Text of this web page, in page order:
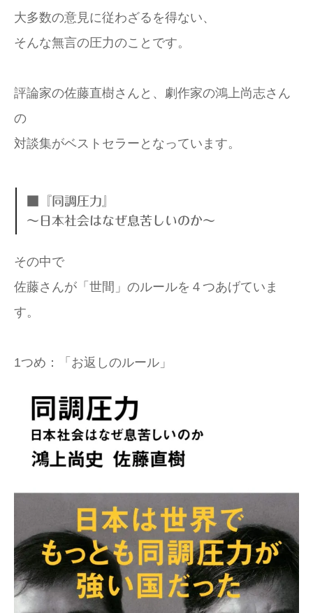
大多数の意見に従わざるを得ない、
そんな無言の圧力のことです。
評論家の佐藤直樹さんと、劇作家の鴻上尚志さん
の
対談集がベストセラーとなっています。
■『同調圧力』
～日本社会はなぜ息苦しいのか～
その中で
佐藤さんが「世間」のルールを４つあげていま
す。
1つめ：「お返しのルール」